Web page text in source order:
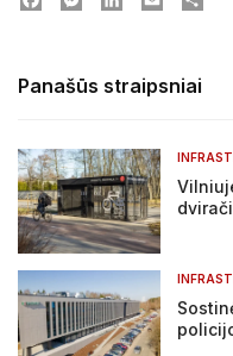
Panašūs straipsniai